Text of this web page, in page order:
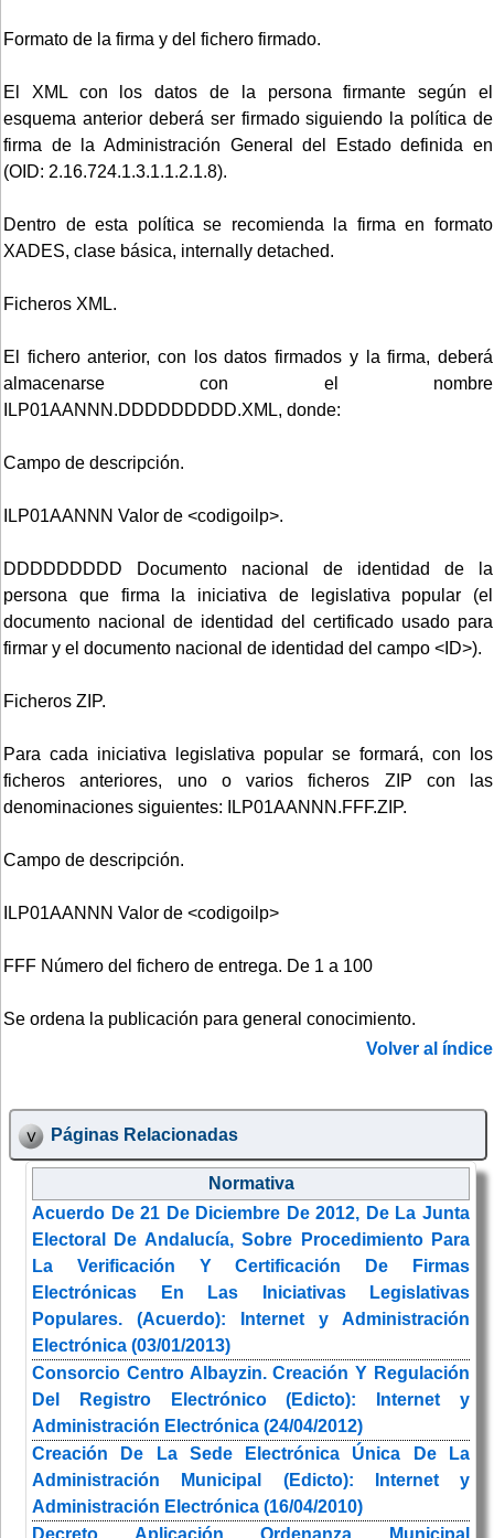
Formato de la firma y del fichero firmado.
El XML con los datos de la persona firmante según el
esquema anterior deberá ser firmado siguiendo la política de
firma de la Administración General del Estado definida en
(OID: 2.16.724.1.3.1.1.2.1.8).
Dentro de esta política se recomienda la firma en formato
XADES, clase básica, internally detached.
Ficheros XML.
El fichero anterior, con los datos firmados y la firma, deberá
almacenarse con el nombre
ILP01AANNN.DDDDDDDDD.XML, donde:
Campo de descripción.
ILP01AANNN Valor de <codigoilp>.
DDDDDDDDD Documento nacional de identidad de la
persona que firma la iniciativa de legislativa popular (el
documento nacional de identidad del certificado usado para
firmar y el documento nacional de identidad del campo <ID>).
Ficheros ZIP.
Para cada iniciativa legislativa popular se formará, con los
ficheros anteriores, uno o varios ficheros ZIP con las
denominaciones siguientes: ILP01AANNN.FFF.ZIP.
Campo de descripción.
ILP01AANNN Valor de <codigoilp>
FFF Número del fichero de entrega. De 1 a 100
Se ordena la publicación para general conocimiento.
Volver al índice
Páginas Relacionadas
Normativa
Acuerdo De 21 De Diciembre De 2012, De La Junta
Electoral De Andalucía, Sobre Procedimiento Para
La Verificación Y Certificación De Firmas
Electrónicas En Las Iniciativas Legislativas
Populares. (Acuerdo): Internet y Administración
Electrónica (03/01/2013)
Consorcio Centro Albayzin. Creación Y Regulación
Del Registro Electrónico (Edicto): Internet y
Administración Electrónica (24/04/2012)
Creación De La Sede Electrónica Única De La
Administración Municipal (Edicto): Internet y
Administración Electrónica (16/04/2010)
Decreto Aplicación Ordenanza Municipal